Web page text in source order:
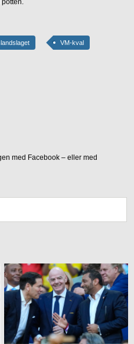
potten.
VM-kval
med Facebook – eller med